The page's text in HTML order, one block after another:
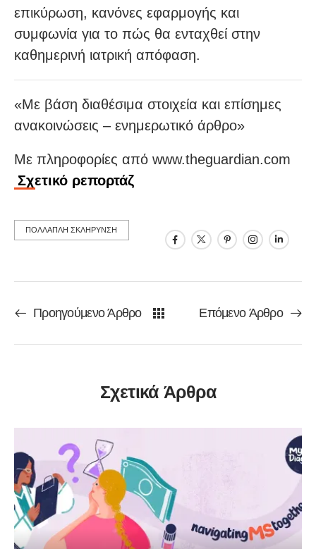
επικύρωση, κανόνες εφαρμογής και
συμφωνία για το πώς θα ενταχθεί στην
καθημερινή ιατρική απόφαση.
«Με βάση διαθέσιμα στοιχεία και επίσημες
ανακοινώσεις – ενημερωτικό άρθρο»
Με πληροφορίες από www.theguardian.com
Σχετικό ρεπορτάζ
ΠΟΛΛΑΠΛΗ ΣΚΛΗΡΥΝΣΗ
Προηγούμενο Άρθρο Επόμενο Άρθρο
Σχετικά Άρθρα